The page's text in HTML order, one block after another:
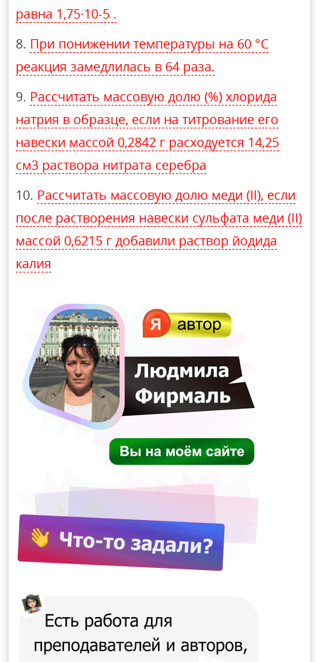
равна 1,75·10-5 .
При понижении температуры на 60 °С
реакция замедлилась в 64 раза.
Рассчитать массовую долю (%) хлорида
натрия в образце, если на титрование его
навески массой 0,2842 г расходуется 14,25
см3 раствора нитрата серебра
Рассчитать массовую долю меди (II), если
после растворения навески сульфата меди (II)
массой 0,6215 г добавили раствор йодида
калия